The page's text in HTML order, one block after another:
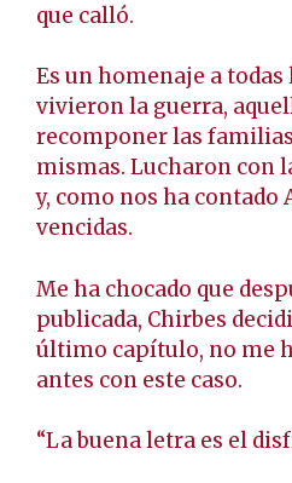
que calló.
Es un homenaje a todas
vivieron la guerra,
recomponer las
mismas. Lucharon con
y, como nos ha contado
vencidas.
Me ha chocado que
publicada, Chirbes
último capítulo, no me
antes con este caso.
“La buena letra es el